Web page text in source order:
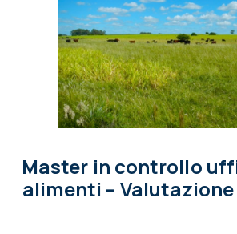
Master in controllo
alimenti –